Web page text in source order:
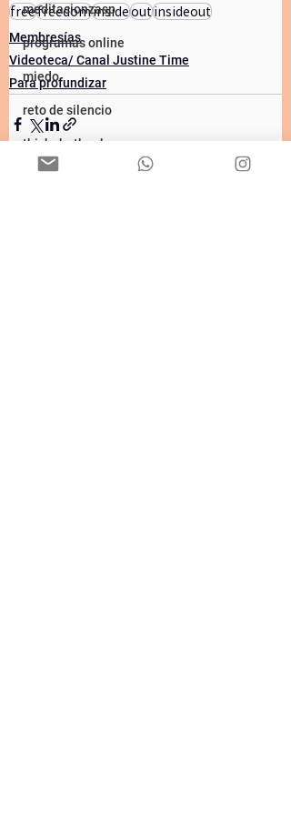
meditacionzasp
programas online
miedo
reto de silencio
thichnhathanh
freefreedominsideoutinsideout
Membresías
Videoteca/ Canal Justine Time
Para profundizar